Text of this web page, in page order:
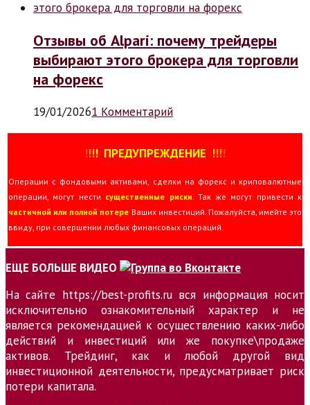
Отзывы об Alpari: почему трейдеры
выбирают этого брокера для торговли
на форекс
19/01/20261 Комментарий
!!!! ПРЕДУПРЕЖДЕНИЕ !!!!
Операции с фондовыми активами, сделки на форекс и криповалютные
операции, могут нести существенные риски. Так же могут привести к
частичной или полной потере Ваших инвестиций. Пожалуйста, имейте это
ввиду, при совершении любых финансовых операций.
ЕЩЕ БОЛЬШЕ ВИДЕО
На сайте https://best-profits.ru вся информация носит
исключительно ознакомительный характер и не
является рекомендацией к осуществлению каких-либо
действий и инвестиций или же покупке\продаже
активов. Трейдинг, как и любой другой вид
инвестиционной деятельности, предусматривает риск
потери капитала.